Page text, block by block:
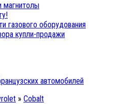
магнитолы
газового оборудования
купли-продажи
» Cobalt